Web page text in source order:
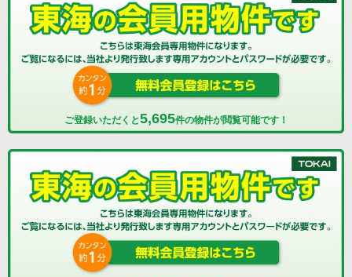
ご登録いただくと5,695件の物件が閲覧可能です！